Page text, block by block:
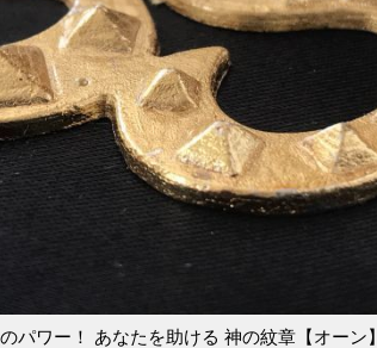
パワー！ あなたを助ける 神の紋章【オーン】